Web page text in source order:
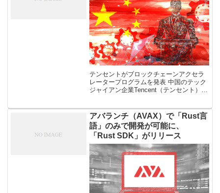
テンセントがブロックチェーンアクセラ
レータープログラムを発表 中国のテック
ジャイアン企業Tencent（テンセント）が
[…]
アバランチ（AVAX）で「Rust言
語」のみで開発が可能に、
「Rust SDK」がリリース